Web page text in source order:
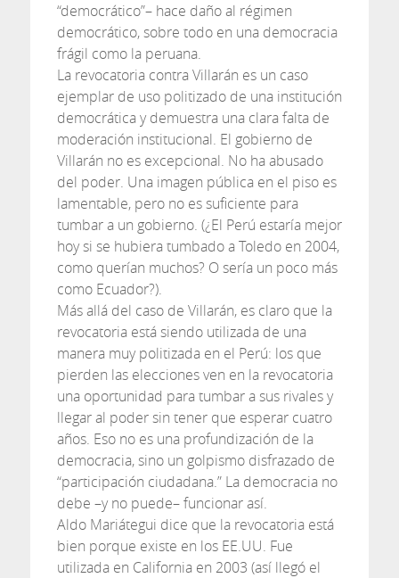
“democrático”– hace daño al régimen
democrático, sobre todo en una democracia
frágil como la peruana.
La revocatoria contra Villarán es un caso
ejemplar de uso politizado de una institución
democrática y demuestra una clara falta de
moderación institucional. El gobierno de
Villarán no es excepcional. No ha abusado
del poder. Una imagen pública en el piso es
lamentable, pero no es suficiente para
tumbar a un gobierno. (¿El Perú estaría mejor
hoy si se hubiera tumbado a Toledo en 2004,
como querían muchos? O sería un poco más
como Ecuador?).
Más allá del caso de Villarán, es claro que la
revocatoria está siendo utilizada de una
manera muy politizada en el Perú: los que
pierden las elecciones ven en la revocatoria
una oportunidad para tumbar a sus rivales y
llegar al poder sin tener que esperar cuatro
años. Eso no es una profundización de la
democracia, sino un golpismo disfrazado de
“participación ciudadana.” La democracia no
debe –y no puede– funcionar así.
Aldo Mariátegui dice que la revocatoria está
bien porque existe en los EE.UU. Fue
utilizada en California en 2003 (así llegó el